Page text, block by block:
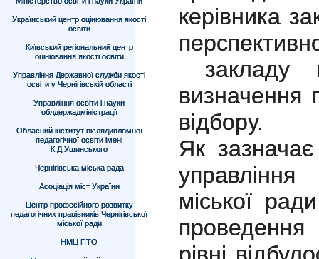
Український центр оцінювання якості
освіти
Київський регіональний центр
оцінювання якості освіти
Управління Державної служби якості
освіти у Чернігівській області
Управління освіти і науки
облдержадміністрації
Обласний інститут післядипломної
педагогічної освіти імені
К.Д.Ушинського
Чернігівська міська рада
Асоціація міст України
Центр професійного розвитку
педагогічних працівників Чернігівської
міської ради
НМЦ ПТО
керівника
закладу
визначення
відбору.
Як
управління
міської